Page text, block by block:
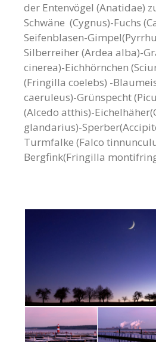
der Entenvögel (Anatidae)
Schwäne (Cygnus)-Fuchs
Seifenblasen-
Silberreiher (Ardea alba)-
cinerea)-Eichhörnchen
(Fringilla coelebs) -
caeruleus)-Grünspecht
(Alcedo atthis)-
glandarius)-
Turmfalke (Falco
Bergfink(Fringilla